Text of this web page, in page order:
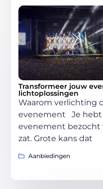
Transformeer jouw
lichtoplossingen
Waarom verlichting
evenement Je hebt
evenement bezocht
zat. Grote kans dat
Aanbiedingen